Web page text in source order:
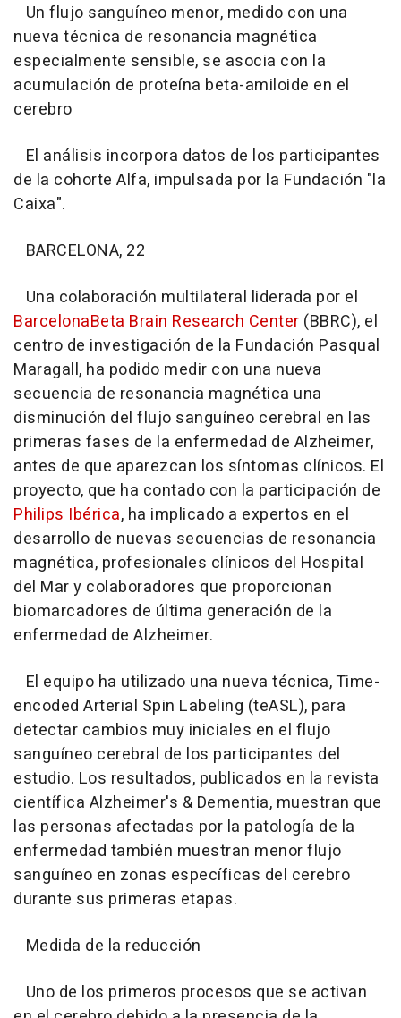
Un flujo sanguíneo menor, medido con una
nueva técnica de resonancia magnética
especialmente sensible, se asocia con la
acumulación de proteína beta-amiloide en el
cerebro
El análisis incorpora datos de los participantes
de la cohorte Alfa, impulsada por la Fundación "la
Caixa".
BARCELONA, 22
Una colaboración multilateral liderada por el
BarcelonaBeta Brain Research Center (BBRC), el
centro de investigación de la Fundación Pasqual
Maragall, ha podido medir con una nueva
secuencia de resonancia magnética una
disminución del flujo sanguíneo cerebral en las
primeras fases de la enfermedad de Alzheimer,
antes de que aparezcan los síntomas clínicos. El
proyecto, que ha contado con la participación de
Philips Ibérica, ha implicado a expertos en el
desarrollo de nuevas secuencias de resonancia
magnética, profesionales clínicos del Hospital
del Mar y colaboradores que proporcionan
biomarcadores de última generación de la
enfermedad de Alzheimer.
El equipo ha utilizado una nueva técnica, Time-
encoded Arterial Spin Labeling (teASL), para
detectar cambios muy iniciales en el flujo
sanguíneo cerebral de los participantes del
estudio. Los resultados, publicados en la revista
científica Alzheimer's & Dementia, muestran que
las personas afectadas por la patología de la
enfermedad también muestran menor flujo
sanguíneo en zonas específicas del cerebro
durante sus primeras etapas.
Medida de la reducción
Uno de los primeros procesos que se activan